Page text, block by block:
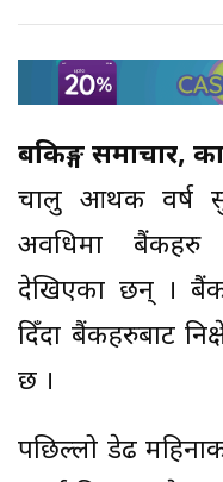
बैंकिङ्ग समाचार,
चालु आर्थिक वर्ष
अवधिमा बैंकहरु
देखिएका छन् ।
दिँदा बैंकहरुबाट
छ ।
पछिल्लो डेढ